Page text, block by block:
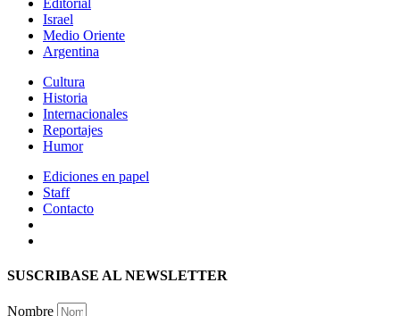
Israel
Medio Oriente
Argentina
Cultura
Historia
Internacionales
Reportajes
Humor
Ediciones en papel
Staff
Contacto
SUSCRIBASE AL NEWSLETTER
Nombre